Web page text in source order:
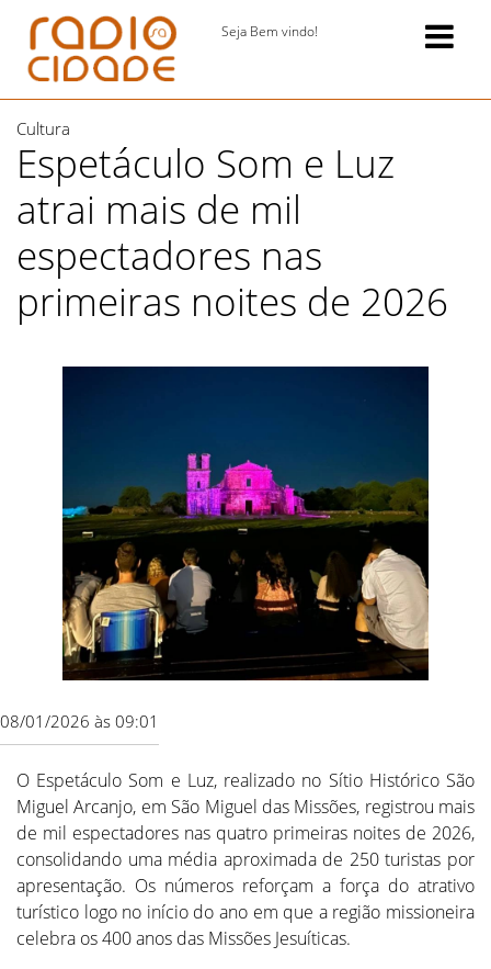
Seja Bem vindo!
Cultura
Espetáculo Som e Luz
atrai mais de mil
espectadores nas
primeiras noites de 2026
08/01/2026 às 09:01
O Espetáculo Som e Luz, realizado no Sítio Histórico São
Miguel Arcanjo, em São Miguel das Missões, registrou mais
de mil espectadores nas quatro primeiras noites de 2026,
consolidando uma média aproximada de 250 turistas por
apresentação. Os números reforçam a força do atrativo
turístico logo no início do ano em que a região missioneira
celebra os 400 anos das Missões Jesuíticas.